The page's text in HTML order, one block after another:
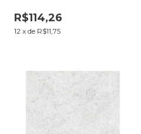
CX2,16M2 (B01 T001 L01)
R$114,26
12 x de R$11,75